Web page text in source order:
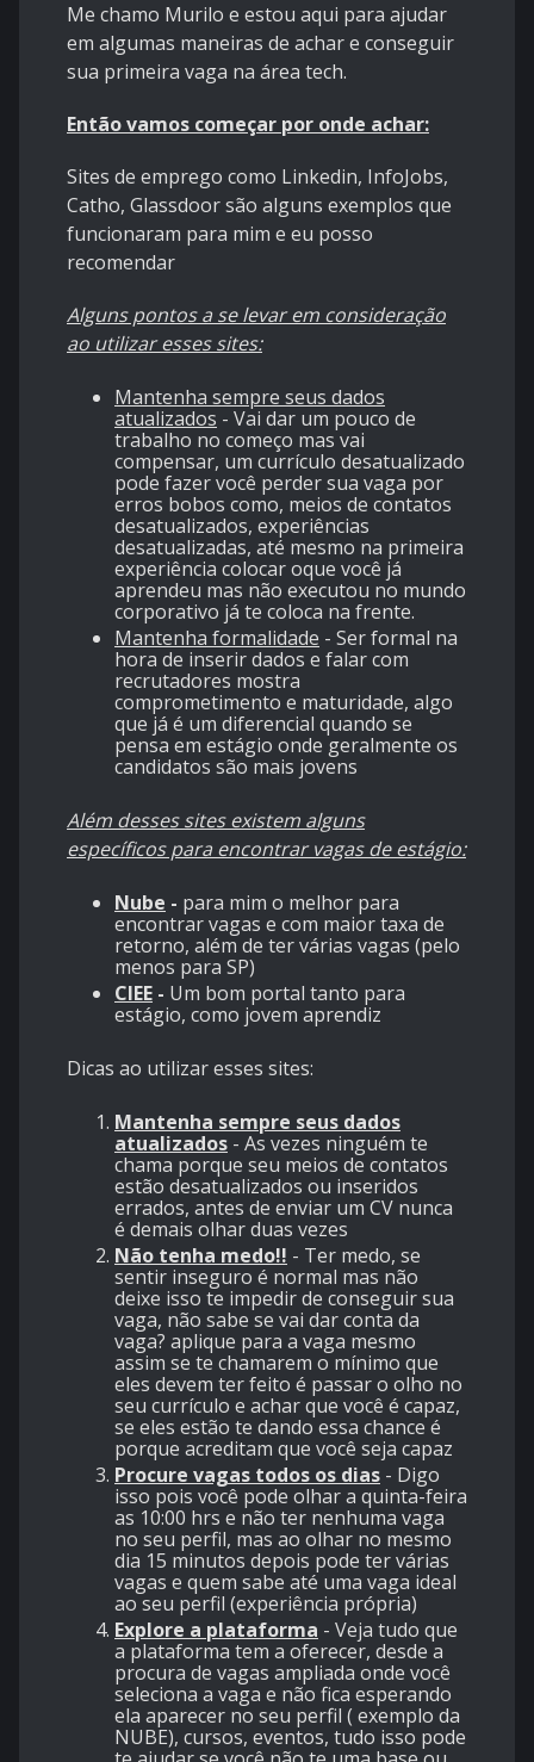
Me chamo Murilo e estou aqui para ajudar
em algumas maneiras de achar e conseguir
sua primeira vaga na área tech.
Então vamos começar por onde achar:
Sites de emprego como Linkedin, InfoJobs,
Catho, Glassdoor são alguns exemplos que
funcionaram para mim e eu posso
recomendar
Alguns pontos a se levar em consideração
ao utilizar esses sites:
Mantenha sempre seus dados
atualizados - Vai dar um pouco de
trabalho no começo mas vai
compensar, um currículo desatualizado
pode fazer você perder sua vaga por
erros bobos como, meios de contatos
desatualizados, experiências
desatualizadas, até mesmo na primeira
experiência colocar oque você já
aprendeu mas não executou no mundo
corporativo já te coloca na frente.
Mantenha formalidade - Ser formal na
hora de inserir dados e falar com
recrutadores mostra
comprometimento e maturidade, algo
que já é um diferencial quando se
pensa em estágio onde geralmente os
candidatos são mais jovens
Além desses sites existem alguns
específicos para encontrar vagas de estágio:
Nube - para mim o melhor para
encontrar vagas e com maior taxa de
retorno, além de ter várias vagas (pelo
menos para SP)
CIEE - Um bom portal tanto para
estágio, como jovem aprendiz
Dicas ao utilizar esses sites:
Mantenha sempre seus dados
atualizados - As vezes ninguém te
chama porque seu meios de contatos
estão desatualizados ou inseridos
errados, antes de enviar um CV nunca
é demais olhar duas vezes
Não tenha medo!! - Ter medo, se
sentir inseguro é normal mas não
deixe isso te impedir de conseguir sua
vaga, não sabe se vai dar conta da
vaga? aplique para a vaga mesmo
assim se te chamarem o mínimo que
eles devem ter feito é passar o olho no
seu currículo e achar que você é capaz,
se eles estão te dando essa chance é
porque acreditam que você seja capaz
Procure vagas todos os dias - Digo
isso pois você pode olhar a quinta-feira
as 10:00 hrs e não ter nenhuma vaga
no seu perfil, mas ao olhar no mesmo
dia 15 minutos depois pode ter várias
vagas e quem sabe até uma vaga ideal
ao seu perfil (experiência própria)
Explore a plataforma - Veja tudo que
a plataforma tem a oferecer, desde a
procura de vagas ampliada onde você
seleciona a vaga e não fica esperando
ela aparecer no seu perfil ( exemplo da
NUBE), cursos, eventos, tudo isso pode